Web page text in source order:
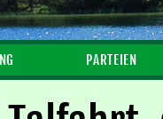
PARTEIEN